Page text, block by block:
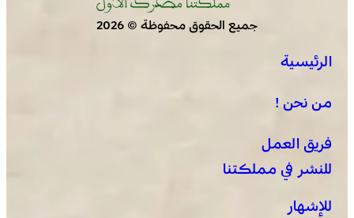
جميع الحقوق محفوظة © 2026
الرئيسية
من نحن !
فريق العمل
للنشر في مملكتنا
للإشهار